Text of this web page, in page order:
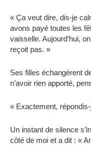
« Ça veut dire, dis-je
avons payé toutes les
vaisselle. Aujourd’hui,
reçoit pas. »
Ses filles échangèrent
n’avoir rien apporté,
« Exactement,
Un instant de silence
côté de moi et a dit : «